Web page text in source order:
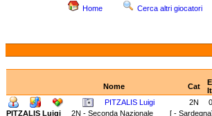
Home Cerca altri giocatori
Nome
Cat
PITZALIS Luigi
2N 0
PITZALIS Luigi
2N - Seconda Nazionale [ -